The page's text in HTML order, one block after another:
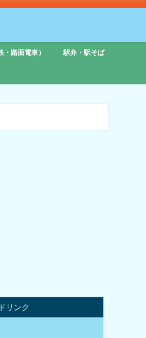
路面電車） 駅弁・駅そば
リンク